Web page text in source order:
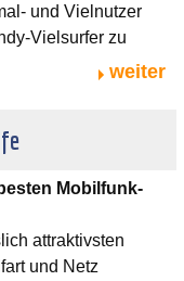
und Vielnutzer
Vielsurfer zu
weiter
Mobilfunk-
attraktivsten
und Netz